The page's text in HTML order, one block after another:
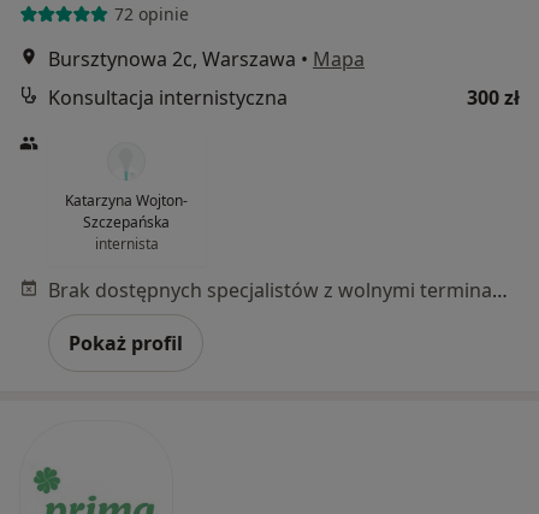
72 opinie
Bursztynowa 2c, Warszawa • Mapa
Konsultacja internistyczna
300 zł
Katarzyna Wojton-
Szczepańska
internista
Brak dostępnych specjalistów z wolnymi terminami w tym centrum medycznym.
Pokaż profil